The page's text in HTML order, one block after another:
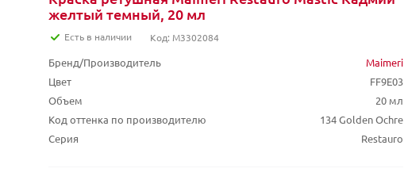
желтый темный, 20 мл
Есть в наличии Код: M3302084
Бренд/Производитель
Maimeri
Цвет
FF9E03
Объем
20 мл
Код оттенка по производителю
134 Golden Ochre
Серия
Restauro